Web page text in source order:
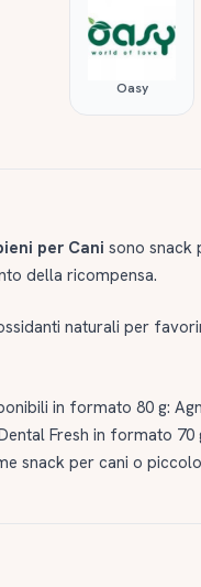
Oasy
per Cani sono snack
della ricompensa.
naturali per
in formato 80 g:
Fresh in formato 70
snack per cani o